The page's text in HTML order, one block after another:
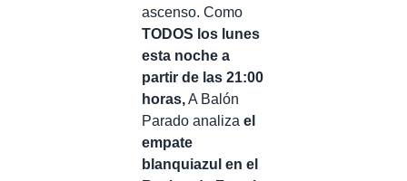
ascenso. Como
TODOS los lunes
esta noche a
partir de las 21:00
horas,A Balón
Parado analiza el
empate
blanquiazul en el